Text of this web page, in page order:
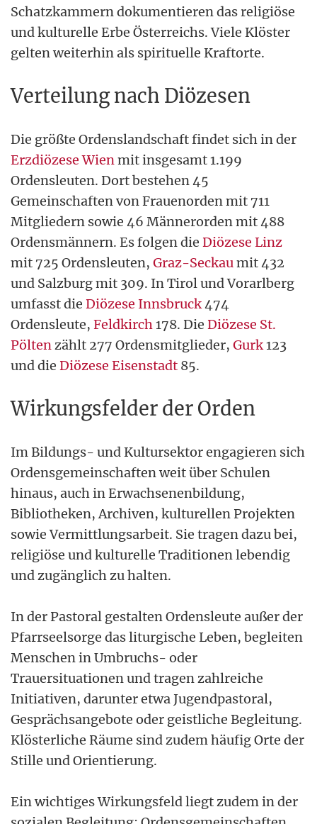
Schatzkammern dokumentieren das religiöse
und kulturelle Erbe Österreichs. Viele Klöster
gelten weiterhin als spirituelle Kraftorte.
Verteilung nach Diözesen
Die größte Ordenslandschaft findet sich in der
Erzdiözese Wienmit insgesamt 1.199
Ordensleuten. Dort bestehen 45
Gemeinschaften von Frauenorden mit 711
Mitgliedern sowie 46 Männerorden mit 488
Ordensmännern. Es folgen die Diözese Linz
mit 725 Ordensleuten, Graz-Seckaumit 432
und Salzburg mit 309. In Tirol und Vorarlberg
umfasst die Diözese Innsbruck474
Ordensleute, Feldkirch178. Die Diözese St.
Pöltenzählt 277 Ordensmitglieder, Gurk123
und die Diözese Eisenstadt 85.
Wirkungsfelder der Orden
Im Bildungs- und Kultursektor engagieren sich
Ordensgemeinschaften weit über Schulen
hinaus, auch in Erwachsenenbildung,
Bibliotheken, Archiven, kulturellen Projekten
sowie Vermittlungsarbeit. Sie tragen dazu bei,
religiöse und kulturelle Traditionen lebendig
und zugänglich zu halten.
In der Pastoral gestalten Ordensleute außer der
Pfarrseelsorge das liturgische Leben, begleiten
Menschen in Umbruchs- oder
Trauersituationen und tragen zahlreiche
Initiativen, darunter etwa Jugendpastoral,
Gesprächsangebote oder geistliche Begleitung.
Klösterliche Räume sind zudem häufig Orte der
Stille und Orientierung.
Ein wichtiges Wirkungsfeld liegt zudem in der